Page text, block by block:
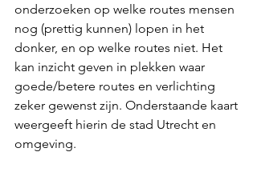
onderzoeken op welke routes mensen
nog (prettig kunnen) lopen in het
donker, en op welke routes niet. Het
kan inzicht geven in plekken waar
goede/betere routes en verlichting
zeker gewenst zijn. Onderstaande kaart
weergeeft hierin de stad Utrecht en
omgeving.